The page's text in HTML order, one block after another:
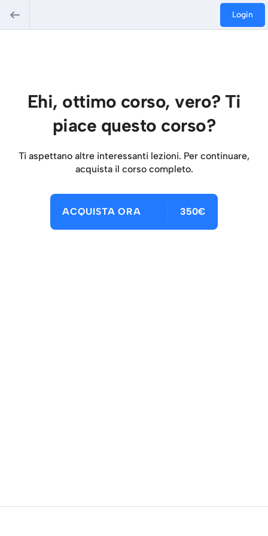
Login
Ehi, ottimo corso, vero? Ti
piace questo corso?
Ti aspettano altre interessanti lezioni. Per continuare,
acquista il corso completo.
ACQUISTA ORA 350€